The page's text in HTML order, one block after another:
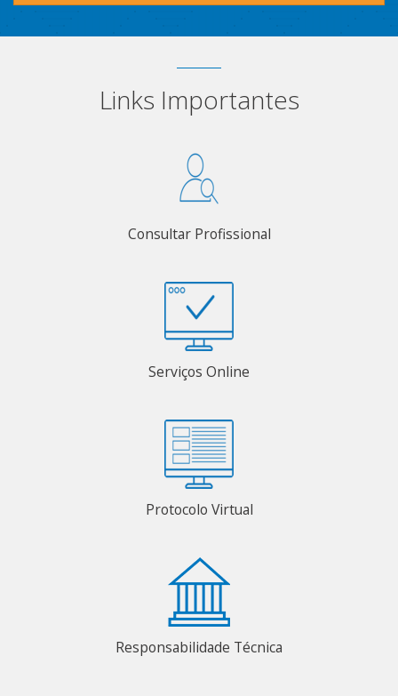
Links Importantes
Consultar Profissional
Serviços Online
Protocolo Virtual
Responsabilidade Técnica